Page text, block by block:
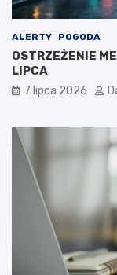
ALERTY POGODA
OSTRZEŻENIE
LIPCA
7 lipca 2026